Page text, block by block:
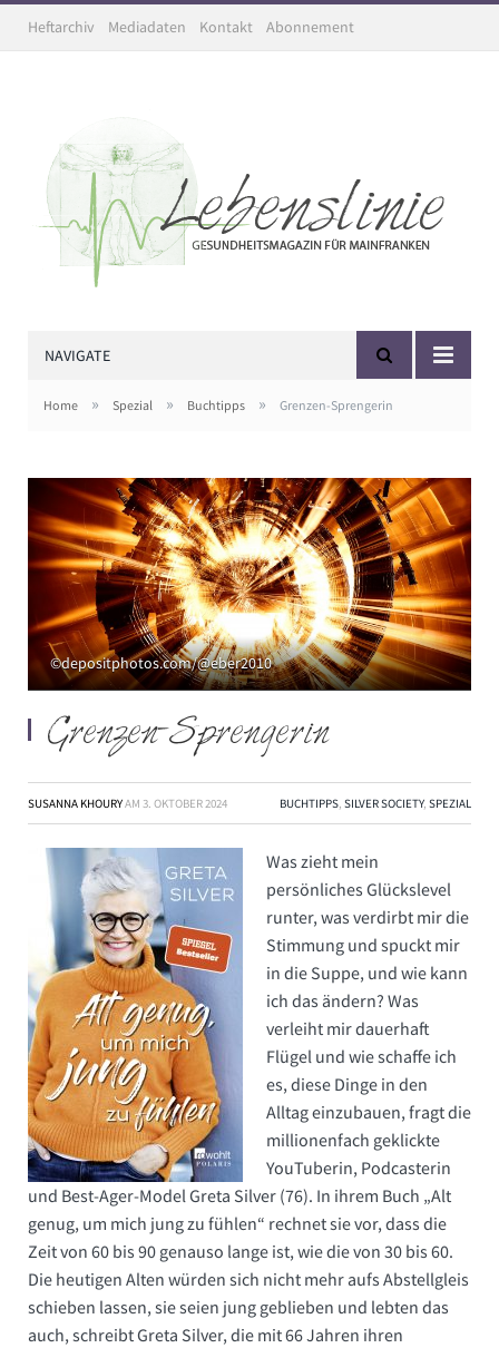
Heftarchiv Mediadaten Kontakt Abonnement
NAVIGATE
Home » Spezial » Buchtipps » Grenzen-Sprengerin
©depositphotos.com/@eber2010
Grenzen-Sprengerin
SUSANNA KHOURYAM 3. OKTOBER 2024 BUCHTIPPS, SILVER SOCIETY, SPEZIAL
Was zieht mein
persönliches Glückslevel
runter, was verdirbt mir die
Stimmung und spuckt mir
in die Suppe, und wie kann
ich das ändern? Was
verleiht mir dauerhaft
Flügel und wie schaffe ich
es, diese Dinge in den
Alltag einzubauen, fragt die
millionenfach geklickte
YouTuberin, Podcasterin
und Best-Ager-Model Greta Silver (76). In ihrem Buch „Alt
genug, um mich jung zu fühlen“ rechnet sie vor, dass die
Zeit von 60 bis 90 genauso lange ist, wie die von 30 bis 60.
Die heutigen Alten würden sich nicht mehr aufs Abstellgleis
schieben lassen, sie seien jung geblieben und lebten das
auch, schreibt Greta Silver, die mit 66 Jahren ihren